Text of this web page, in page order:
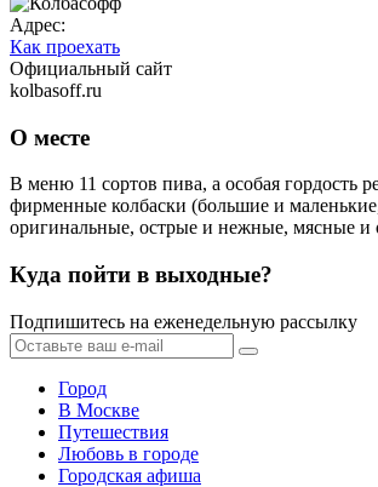
Адрес:
Как проехать
Официальный сайт
kolbasoff.ru
О месте
В меню 11 сортов пива, а особая гордость
фирменные колбаски (большие и
оригинальные, острые и нежные, мясные
Куда пойти в выходные?
Подпишитесь на еженедельную рассылку
Город
В Москве
Путешествия
Любовь в городе
Городская афиша